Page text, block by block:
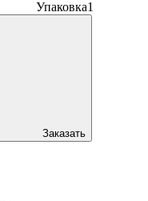
Упаковка1
Заказать